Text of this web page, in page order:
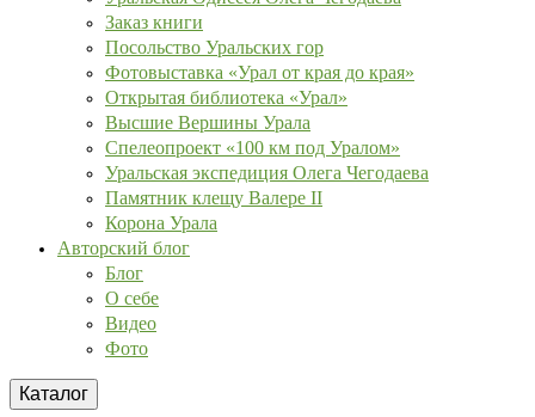
Заказ книги
Посольство Уральских гор
Фотовыставка «Урал от края до края»
Открытая библиотека «Урал»
Высшие Вершины Урала
Спелеопроект «100 км под Уралом»
Уральская экспедиция Олега Чегодаева
Памятник клещу Валере II
Корона Урала
Авторский блог
Блог
О себе
Видео
Фото
Каталог